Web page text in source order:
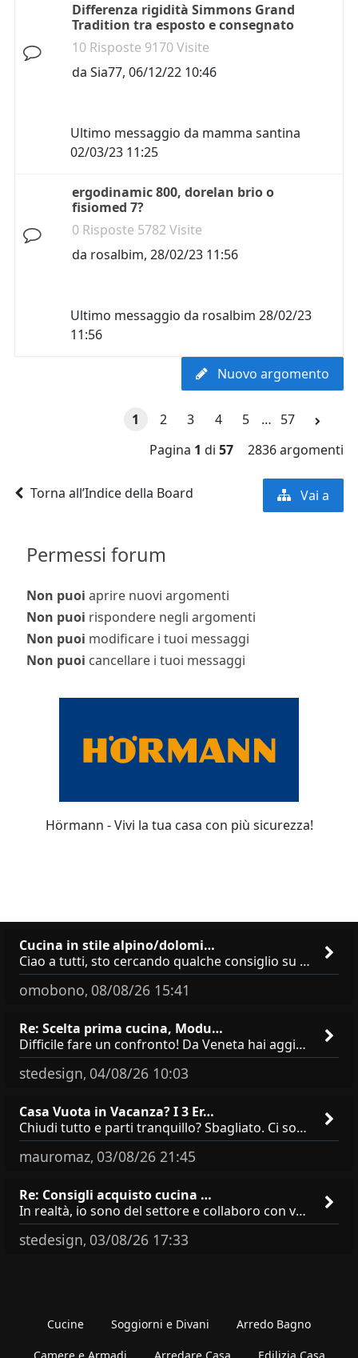
Differenza rigidità Simmons Grand
Tradition tra esposto e consegnato
10 Risposte 9170 Visite
da Sia77, 06/12/22 10:46
Ultimo messaggio da mamma santina
02/03/23 11:25
ergodinamic 800, dorelan brio o
fisiomed 7?
0 Risposte 5782 Visite
da rosalbim, 28/02/23 11:56
Ultimo messaggio da rosalbim 28/02/23
11:56
Nuovo argomento
1 2 3 4 5 … 57
Pagina 1 di 57 2836 argomenti
Torna all’Indice della Board Vai a
Permessi forum
Non puoi aprire nuovi argomenti
Non puoi rispondere negli argomenti
Non puoi modificare i tuoi messaggi
Non puoi cancellare i tuoi messaggi
Hörmann - Vivi la tua casa con più sicurezza!
Cucina in stile alpino/dolomi…
Ciao a tutti, sto cercando qualche consiglio su **marchi/produttori di cucine in stile alpino, montano o dolomitico**,
omobono, 08/08/26 15:41
Re: Scelta prima cucina, Modu…
Difficile fare un confronto! Da Veneta hai aggiunto i pensili a tutta altezza e una colonna dispensa da 30, che da soli
stedesign, 04/08/26 10:03
Casa Vuota in Vacanza? I 3 Er…
Chiudi tutto e parti tranquillo? Sbagliato. Ci sono 3 comportamenti che dicono ai ladri &quot;sono via per due settimane
mauromaz, 03/08/26 21:45
Re: Consigli acquisto cucina …
In realtà, io sono del settore e collaboro con vari negozi, ti possono dire che sono tutti brand abbastanza simili come
stedesign, 03/08/26 17:33
Cucine Soggiorni e Divani Arredo Bagno
Camere e Armadi Arredare Casa Edilizia Casa